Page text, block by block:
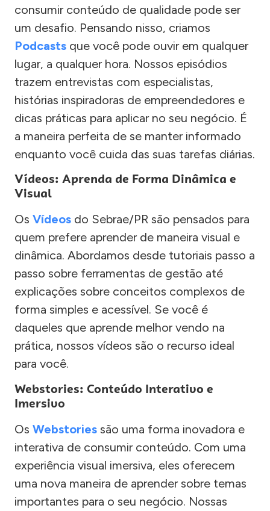
consumir conteúdo de qualidade pode ser
um desafio. Pensando nisso, criamos
Podcasts que você pode ouvir em qualquer
lugar, a qualquer hora. Nossos episódios
trazem entrevistas com especialistas,
histórias inspiradoras de empreendedores e
dicas práticas para aplicar no seu negócio. É
a maneira perfeita de se manter informado
enquanto você cuida das suas tarefas diárias.
Vídeos: Aprenda de Forma Dinâmica e
Visual
Os Vídeos do Sebrae/PR são pensados para
quem prefere aprender de maneira visual e
dinâmica. Abordamos desde tutoriais passo a
passo sobre ferramentas de gestão até
explicações sobre conceitos complexos de
forma simples e acessível. Se você é
daqueles que aprende melhor vendo na
prática, nossos vídeos são o recurso ideal
para você.
Webstories: Conteúdo Interativo e
Imersivo
Os Webstories são uma forma inovadora e
interativa de consumir conteúdo. Com uma
experiência visual imersiva, eles oferecem
uma nova maneira de aprender sobre temas
importantes para o seu negócio. Nossas